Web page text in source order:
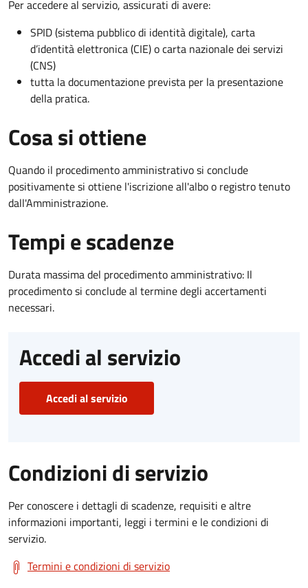
Per accedere al servizio, assicurati di avere:
SPID (sistema pubblico di identità digitale), carta
d’identità elettronica (CIE) o carta nazionale dei servizi
(CNS)
tutta la documentazione prevista per la presentazione
della pratica.
Cosa si ottiene
Quando il procedimento amministrativo si conclude
positivamente si ottiene l'iscrizione all'albo o registro tenuto
dall'Amministrazione.
Tempi e scadenze
Durata massima del procedimento amministrativo: Il
procedimento si conclude al termine degli accertamenti
necessari.
Accedi al servizio
Accedi al servizio
Condizioni di servizio
Per conoscere i dettagli di scadenze, requisiti e altre
informazioni importanti, leggi i termini e le condizioni di
servizio.
Termini e condizioni di servizio